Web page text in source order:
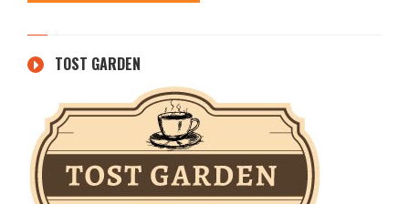
TOST GARDEN